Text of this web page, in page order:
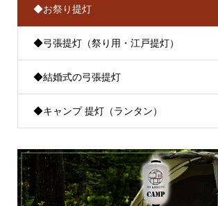
◆お祭り提灯
◆弓張提灯（祭り用・江戸提灯）
◆結婚式の弓張提灯
◆キャンプ 提灯（ランタン）